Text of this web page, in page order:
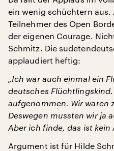
ein wenig schüchtern aus.
Teilnehmer des Open
der eigenen Courage.
Schmitz. Die
applaudiert heftig:
„Ich war auch einmal ein
deutsches
aufgenommen. Wir waren
Deswegen mussten wir ja
Aber ich finde, das ist kein
Argument ist für Hilde